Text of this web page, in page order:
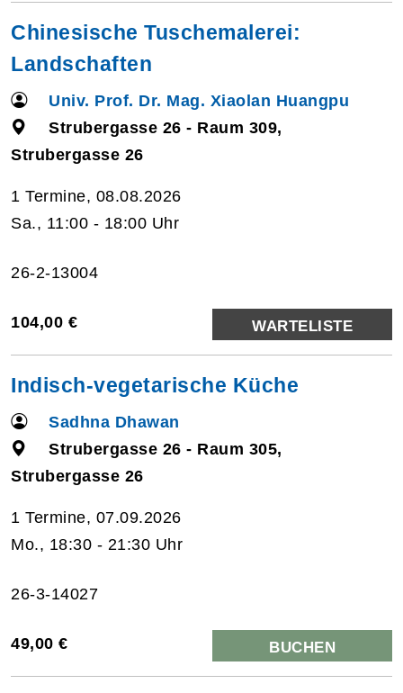
Chinesische Tuschemalerei:
Landschaften
Univ. Prof. Dr. Mag. Xiaolan Huangpu
Strubergasse 26 - Raum 309,
Strubergasse 26
1 Termine, 08.08.2026
Sa., 11:00 - 18:00 Uhr
26-2-13004
104,00 € WARTELISTE
Indisch-vegetarische Küche
Sadhna Dhawan
Strubergasse 26 - Raum 305,
Strubergasse 26
1 Termine, 07.09.2026
Mo., 18:30 - 21:30 Uhr
26-3-14027
49,00 € BUCHEN